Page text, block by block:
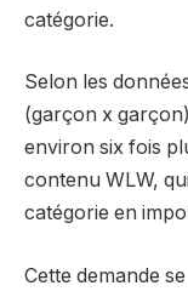
catégorie.
Selon les
(garçon x
environ six fois
contenu WLW,
catégorie en
Cette demande